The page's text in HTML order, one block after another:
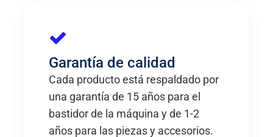
Garantía de calidad
Cada producto está respaldado por
una garantía de 15 años para el
bastidor de la máquina y de 1-2
años para las piezas y accesorios.